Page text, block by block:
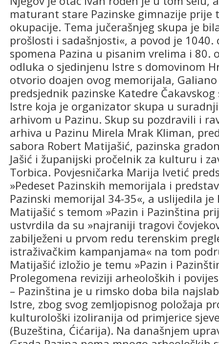
maturant stare Pazinske gimnazije prije
okupacije. Tema jučerašnjeg skupa je
prošlosti i sadašnjosti«, a povod je
spomena Pazina u pisanim vrelima i 80.
odluka o sjedinjenu Istre s domovinom
otvorio doajen ovog memorijala,
predsjednik pazinske Katedre
Istre koja je organizator skupa u
arhivom u Pazinu. Skup su pozdravili i
arhiva u Pazinu Mirela Mrak Kliman,
sabora Robert Matijašić, pazinska
Jašić i županijski pročelnik za kulturu i
Torbica. Povjesničarka Marija Ivetić
»Pedeset Pazinskih memorijala i
Pazinski memorijal 34-35«, a uslijedila je
Matijašić s temom »Pazin i Pazinština
ustvrdila da su »najraniji tragovi
zabilježeni u prvom redu terenskim
istraživačkim kampanjama« na tom
Matijašić izložio je temu »Pazin i
Prolegomena reviziji arheoloških i
– Pazinština je u rimsko doba bila
Istre, zbog svog zemljopisnog položaja
kulturološki izoliranija od primjerice
(Buzeština, Ćićarija). Na današnjem